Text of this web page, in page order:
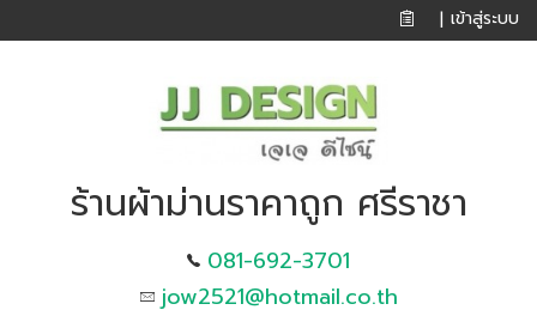
| เข้าสู่ระบบ
ร้านผ้าม่านราคาถูก ศรีราชา
081-692-3701
jow2521@hotmail.co.th